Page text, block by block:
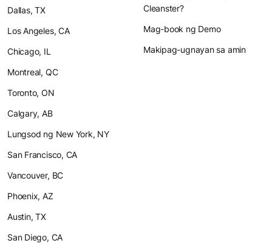
Dallas, TX
Los Angeles, CA
Chicago, IL
Montreal, QC
Toronto, ON
Calgary, AB
Lungsod ng New York, NY
San Francisco, CA
Vancouver, BC
Phoenix, AZ
Austin, TX
San Diego, CA
Cleanster?
Mag-book ng Demo
Makipag-ugnayan sa amin